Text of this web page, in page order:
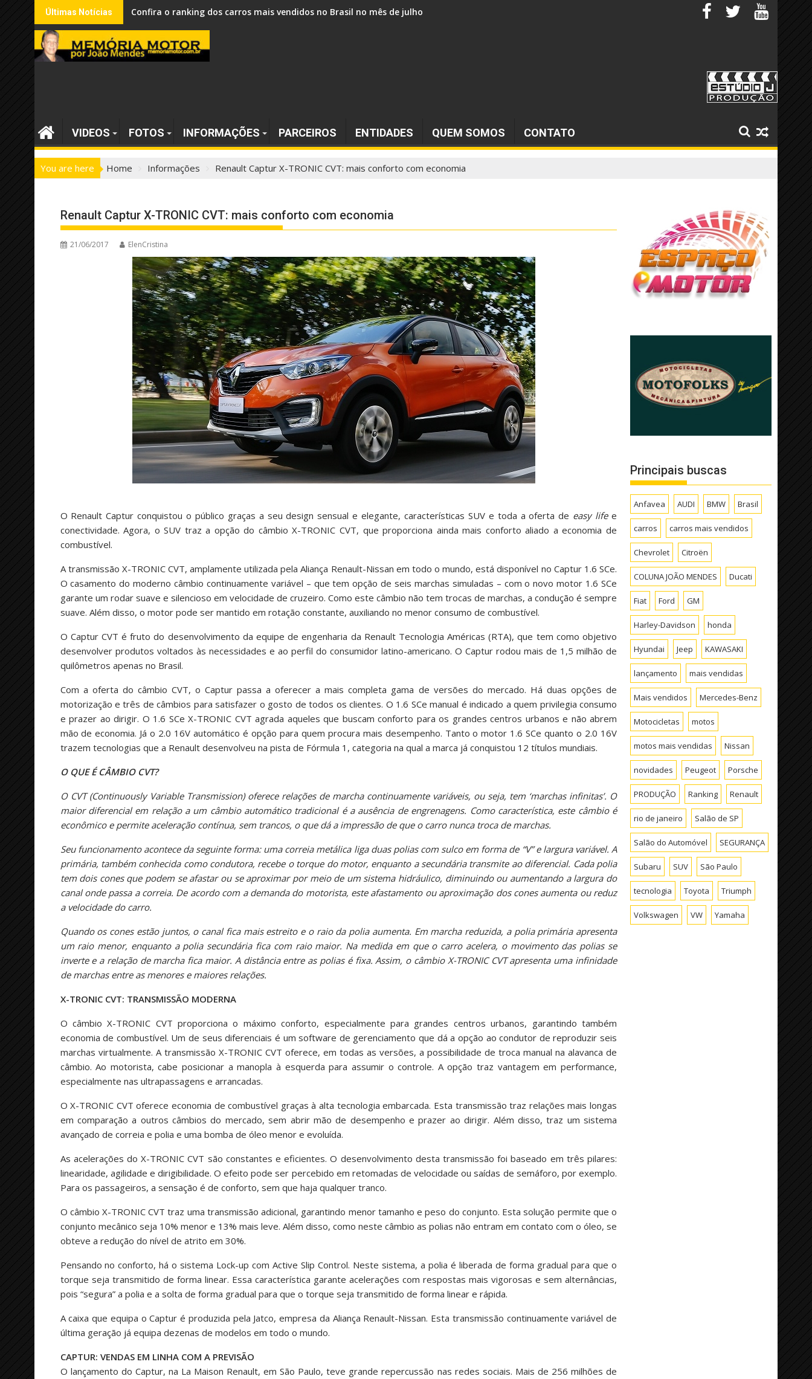
Skip
to
content
Últimas Notícias Confira o ranking dos carros mais vendidos no Brasil no mês de julho
VIDEOS FOTOS INFORMAÇÕES PARCEIROS ENTIDADES QUEM SOMOS CONTATO
You are here Home Informações Renault Captur X-TRONIC CVT: mais conforto com economia
Renault Captur X-TRONIC CVT: mais conforto com economia
21/06/2017 ElenCristina
O Renault Captur conquistou o público graças a seu design sensual e elegante, características SUV e toda a oferta de easy lifee
conectividade. Agora, o SUV traz a opção do câmbio X-TRONIC CVT, que proporciona ainda mais conforto aliado a economia de
combustível.
A transmissão X-TRONIC CVT, amplamente utilizada pela Aliança Renault-Nissan em todo o mundo, está disponível no Captur 1.6 SCe.
O casamento do moderno câmbio continuamente variável – que tem opção de seis marchas simuladas – com o novo motor 1.6 SCe
garante um rodar suave e silencioso em velocidade de cruzeiro. Como este câmbio não tem trocas de marchas, a condução é sempre
suave. Além disso, o motor pode ser mantido em rotação constante, auxiliando no menor consumo de combustível.
O Captur CVT é fruto do desenvolvimento da equipe de engenharia da Renault Tecnologia Américas (RTA), que tem como objetivo
desenvolver produtos voltados às necessidades e ao perfil do consumidor latino-americano. O Captur rodou mais de 1,5 milhão de
quilômetros apenas no Brasil.
Com a oferta do câmbio CVT, o Captur passa a oferecer a mais completa gama de versões do mercado. Há duas opções de
motorização e três de câmbios para satisfazer o gosto de todos os clientes. O 1.6 SCe manual é indicado a quem privilegia consumo
e prazer ao dirigir. O 1.6 SCe X-TRONIC CVT agrada aqueles que buscam conforto para os grandes centros urbanos e não abrem
mão de economia. Já o 2.0 16V automático é opção para quem procura mais desempenho. Tanto o motor 1.6 SCe quanto o 2.0 16V
trazem tecnologias que a Renault desenvolveu na pista de Fórmula 1, categoria na qual a marca já conquistou 12 títulos mundiais.
O QUE É CÂMBIO CVT?
O CVT (Continuously Variable Transmission) oferece relações de marcha continuamente variáveis, ou seja, tem ‘marchas infinitas’. O
maior diferencial em relação a um câmbio automático tradicional é a ausência de engrenagens. Como característica, este câmbio é
econômico e permite aceleração contínua, sem trancos, o que dá a impressão de que o carro nunca troca de marchas.
Seu funcionamento acontece da seguinte forma: uma correia metálica liga duas polias com sulco em forma de “V” e largura variável. A
primária, também conhecida como condutora, recebe o torque do motor, enquanto a secundária transmite ao diferencial. Cada polia
tem dois cones que podem se afastar ou se aproximar por meio de um sistema hidráulico, diminuindo ou aumentando a largura do
canal onde passa a correia. De acordo com a demanda do motorista, este afastamento ou aproximação dos cones aumenta ou reduz
a velocidade do carro.
Quando os cones estão juntos, o canal fica mais estreito e o raio da polia aumenta. Em marcha reduzida, a polia primária apresenta
um raio menor, enquanto a polia secundária fica com raio maior. Na medida em que o carro acelera, o movimento das polias se
inverte e a relação de marcha fica maior. A distância entre as polias é fixa. Assim, o câmbio X-TRONIC CVT apresenta uma infinidade
de marchas entre as menores e maiores relações.
X-TRONIC CVT: TRANSMISSÃO MODERNA
O câmbio X-TRONIC CVT proporciona o máximo conforto, especialmente para grandes centros urbanos, garantindo também
economia de combustível. Um de seus diferenciais é um software de gerenciamento que dá a opção ao condutor de reproduzir seis
marchas virtualmente. A transmissão X-TRONIC CVT oferece, em todas as versões, a possibilidade de troca manual na alavanca de
câmbio. Ao motorista, cabe posicionar a manopla à esquerda para assumir o controle. A opção traz vantagem em performance,
especialmente nas ultrapassagens e arrancadas.
O X-TRONIC CVT oferece economia de combustível graças à alta tecnologia embarcada. Esta transmissão traz relações mais longas
em comparação a outros câmbios do mercado, sem abrir mão de desempenho e prazer ao dirigir. Além disso, traz um sistema
avançado de correia e polia e uma bomba de óleo menor e evoluída.
As acelerações do X-TRONIC CVT são constantes e eficientes. O desenvolvimento desta transmissão foi baseado em três pilares:
linearidade, agilidade e dirigibilidade. O efeito pode ser percebido em retomadas de velocidade ou saídas de semáforo, por exemplo.
Para os passageiros, a sensação é de conforto, sem que haja qualquer tranco.
O câmbio X-TRONIC CVT traz uma transmissão adicional, garantindo menor tamanho e peso do conjunto. Esta solução permite que o
conjunto mecânico seja 10% menor e 13% mais leve. Além disso, como neste câmbio as polias não entram em contato com o óleo, se
obteve a redução do nível de atrito em 30%.
Pensando no conforto, há o sistema Lock-up com Active Slip Control. Neste sistema, a polia é liberada de forma gradual para que o
torque seja transmitido de forma linear. Essa característica garante acelerações com respostas mais vigorosas e sem alternâncias,
pois “segura” a polia e a solta de forma gradual para que o torque seja transmitido de forma linear e rápida.
A caixa que equipa o Captur é produzida pela Jatco, empresa da Aliança Renault-Nissan. Esta transmissão continuamente variável de
última geração já equipa dezenas de modelos em todo o mundo.
CAPTUR: VENDAS EM LINHA COM A PREVISÃO
O lançamento do Captur, na La Maison Renault, em São Paulo, teve grande repercussão nas redes sociais. Mais de 256 milhões de
Principais buscas
Anfavea AUDI BMW Brasil
carros carros mais vendidos
Chevrolet Citroën
COLUNA JOÃO MENDES Ducati
Fiat Ford GM
Harley-Davidson honda
Hyundai Jeep KAWASAKI
lançamento mais vendidas
Mais vendidos Mercedes-Benz
Motocicletas motos
motos mais vendidas Nissan
novidades Peugeot Porsche
PRODUÇÃO Ranking Renault
rio de janeiro Salão de SP
Salão do Automóvel SEGURANÇA
Subaru SUV São Paulo
tecnologia Toyota Triumph
Volkswagen VW Yamaha